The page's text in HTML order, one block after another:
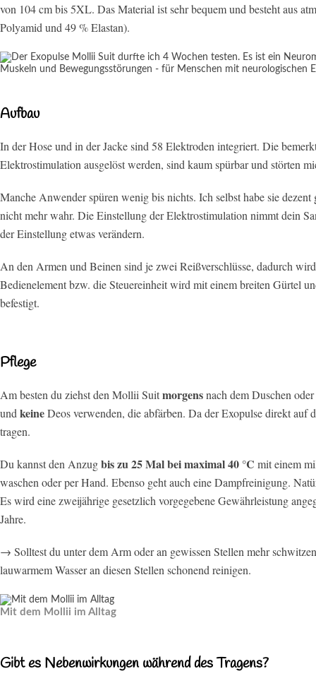
von 104 cm bis 5XL. Das Material ist sehr bequem und besteht aus
Polyamid und 49 % Elastan).
Aufbau
In der Hose und in der Jacke sind 58 Elektroden integriert. Die
Elektrostimulation ausgelöst werden, sind kaum spürbar und störten
Manche Anwender spüren wenig bis nichts. Ich selbst habe sie
nicht mehr wahr. Die Einstellung der Elektrostimulation nimmt dein
der Einstellung etwas verändern.
An den Armen und Beinen sind je zwei Reißverschlüsse, dadurch
Bedienelement bzw. die Steuereinheit wird mit einem breiten Gürtel
befestigt.
Pflege
Am besten du ziehst den Mollii Suitmorgensnach dem Duschen
und keineDeos verwenden, die abfärben. Da der Exopulse direkt auf
tragen.
Du kannst den Anzugbis zu 25 Mal bei maximal 40 °C mit einem
waschen oder per Hand. Ebenso geht auch eine Dampfreinigung.
Es wird eine zweijährige gesetzlich vorgegebene Gewährleistung
Jahre.
→ Solltest du unter dem Arm oder an gewissen Stellen mehr
lauwarmem Wasser an diesen Stellen schonend reinigen.
Mit dem Mollii im Alltag
Gibt es Nebenwirkungen während des Tragens?